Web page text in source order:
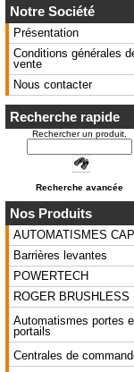
Notre Société
Présentation
Conditions générales
vente
Nous contacter
Recherche rapide
Rechercher un produit.
Recherche avancée
Nos Produits
AUTOMATISMES CAP
Barrières levantes
POWERTECH
ROGER BRUSHLESS
Automatismes portes
portails
Centrales de